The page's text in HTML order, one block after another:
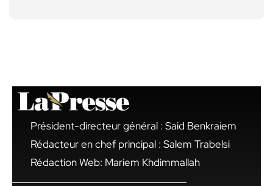
Président-directeur général : Said Benkraiem
Rédacteur en chef principal : Salem Trabelsi
Rédaction Web: Mariem Khdimmallah